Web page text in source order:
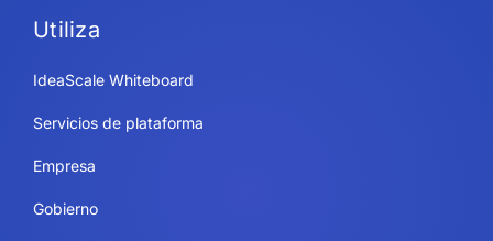
Utiliza
IdeaScale Whiteboard
Servicios de plataforma
Empresa
Gobierno